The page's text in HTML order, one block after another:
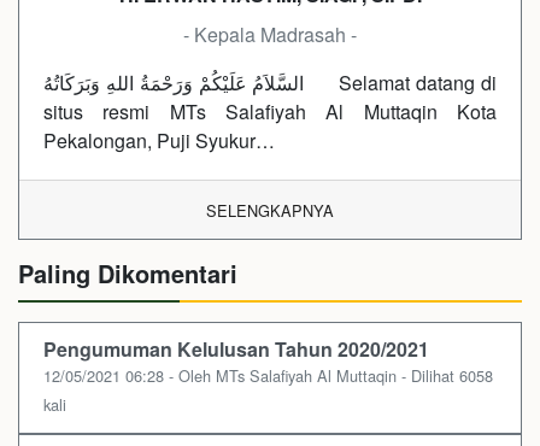
- Kepala Madrasah -
السَّلاَمُ عَلَيْكُمْ وَرَحْمَةُ اللهِ وَبَرَكَاتُهُ Selamat datang di
situs resmi MTs Salafiyah Al Muttaqin Kota
Pekalongan, Puji Syukur…
SELENGKAPNYA
Paling Dikomentari
Pengumuman Kelulusan Tahun 2020/2021
12/05/2021 06:28 - Oleh MTs Salafiyah Al Muttaqin - Dilihat 6058
kali